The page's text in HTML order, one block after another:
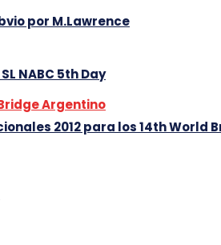
por M.Lawrence
NABC 5th Day
Argentino
2012 para los 14th World